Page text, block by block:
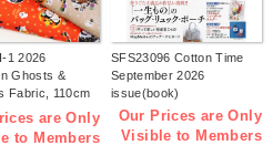
1 2026
Ghosts &
Fabric, 110cm
unit(m)are Only
to Members
SFS23096 Cotton Time
September 2026
issue(book)
Our Prices are Only
Visible to Members